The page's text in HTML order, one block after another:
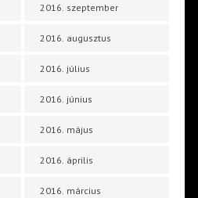
2016. szeptember
2016. augusztus
2016. július
2016. június
2016. május
2016. április
2016. március